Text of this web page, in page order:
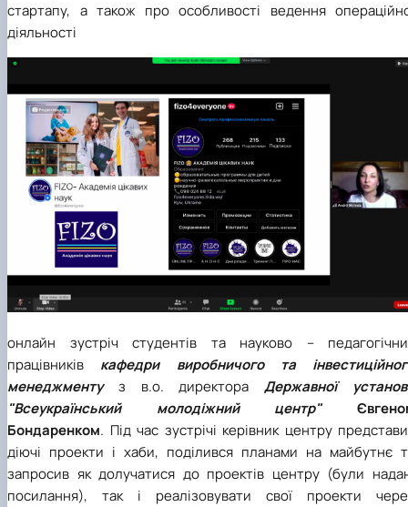
стартапу, а також про особливості ведення
діяльності
онлайн зустріч студентів та науково –
працівників кафедри виробничого та
менеджментуз в.о. директораДержавної
"Всеукраїнський молодіжний центр"
Бондаренком. Під час зустрічі керівник центру
діючі проекти і хаби, поділився планами на майбутнє
запросив як долучатися до проектів центру (були
посилання), так і реалізовувати свої проекти